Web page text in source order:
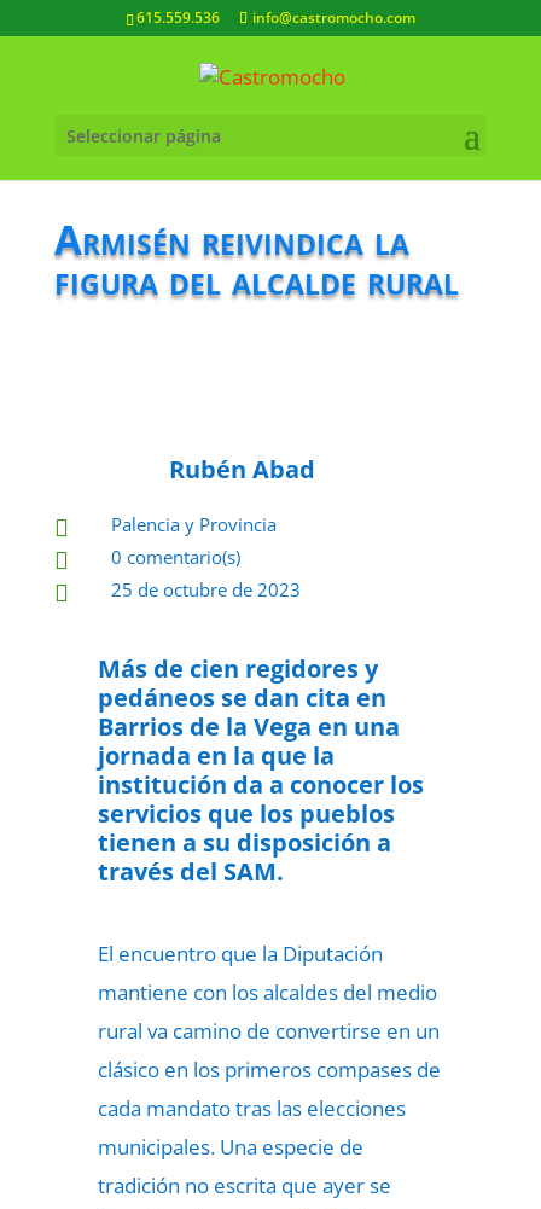
615.559.536 info@castromocho.com
Seleccionar página
Armisén reivindica la
figura del alcalde rural
Rubén Abad
 Palencia y Provincia
 0 comentario(s)
 25 de octubre de 2023
Más de cien regidores y
pedáneos se dan cita en
Barrios de la Vega en una
jornada en la que la
institución da a conocer los
servicios que los pueblos
tienen a su disposición a
través del SAM.
El encuentro que la Diputación
mantiene con los alcaldes del medio
rural va camino de convertirse en un
clásico en los primeros compases de
cada mandato tras las elecciones
municipales. Una especie de
tradición no escrita que ayer se